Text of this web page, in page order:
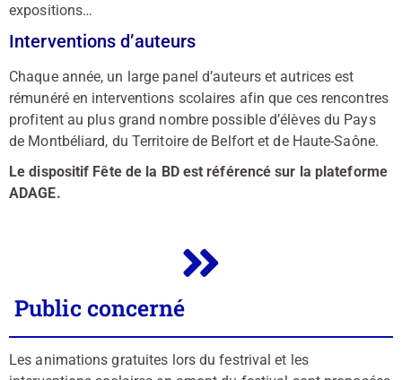
expositions…
Interventions d’auteurs
Chaque année, un large panel d’auteurs et autrices est
rémunéré en interventions scolaires afin que ces rencontres
profitent au plus grand nombre possible d’élèves du Pays
de Montbéliard, du Territoire de Belfort et de Haute-Saône.
Le dispositif Fête de la BD est référencé sur la plateforme
ADAGE.
Public concerné
Les animations gratuites lors du festrival et les